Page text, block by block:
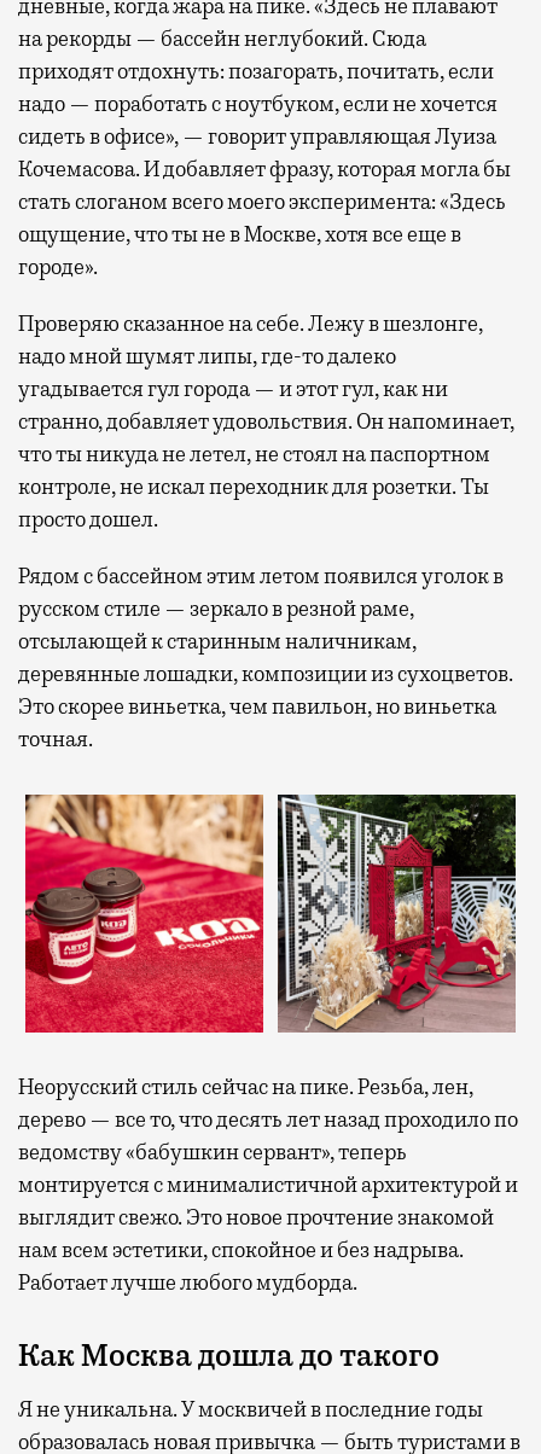
дневные, когда жара на пике. «Здесь не плавают
на рекорды — бассейн неглубокий. Сюда
приходят отдохнуть: позагорать, почитать, если
надо — поработать с ноутбуком, если не хочется
сидеть в офисе», — говорит управляющая Луиза
Кочемасова. И добавляет фразу, которая могла бы
стать слоганом всего моего эксперимента: «Здесь
ощущение, что ты не в Москве, хотя все еще в
городе».
Проверяю сказанное на себе. Лежу в шезлонге,
надо мной шумят липы, где-то далеко
угадывается гул города — и этот гул, как ни
странно, добавляет удовольствия. Он напоминает,
что ты никуда не летел, не стоял на паспортном
контроле, не искал переходник для розетки. Ты
просто дошел.
Рядом с бассейном этим летом появился уголок в
русском стиле — зеркало в резной раме,
отсылающей к старинным наличникам,
деревянные лошадки, композиции из сухоцветов.
Это скорее виньетка, чем павильон, но виньетка
точная.
Неорусский стиль сейчас на пике. Резьба, лен,
дерево — все то, что десять лет назад проходило по
ведомству «бабушкин сервант», теперь
монтируется с минималистичной архитектурой и
выглядит свежо. Это новое прочтение знакомой
нам всем эстетики, спокойное и без надрыва.
Работает лучше любого мудборда.
Как Москва дошла до такого
Я не уникальна. У москвичей в последние годы
образовалась новая привычка — быть туристами в